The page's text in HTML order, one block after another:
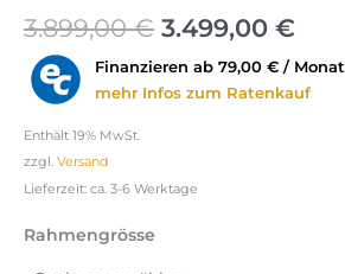
3.899,00€ 3.499,00 €
Finanzieren ab 79,00 € / Monat
mehr Infos zum Ratenkauf
Enthält 19% MwSt.
zzgl. Versand
Lieferzeit: ca. 3-6 Werktage
Rahmengrösse